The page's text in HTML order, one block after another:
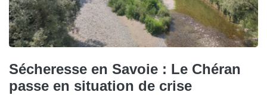
Sécheresse en Savoie : Le Chéran
passe en situation de crise